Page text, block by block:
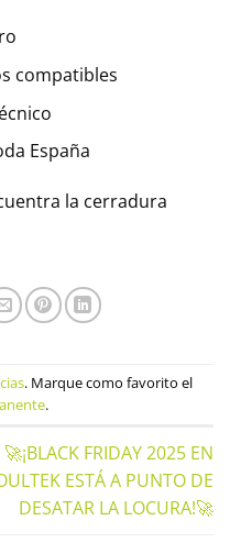
compatibles
España
la cerradura
. Marque como favorito el
.
🚀¡BLACK FRIDAY 2025 EN
ESTÁ A PUNTO DE
DESATAR LA LOCURA!🚀